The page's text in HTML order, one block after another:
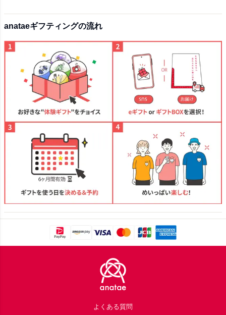
anataeギフティングの流れ
よくある質問